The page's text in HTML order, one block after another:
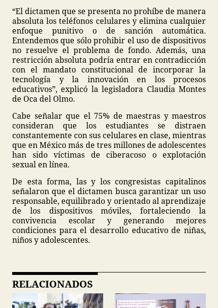
“El dictamen que se presenta no prohíbe de manera
absoluta los teléfonos celulares y elimina cualquier
enfoque punitivo o de sanción automática.
Entendemos que sólo prohibir el uso de dispositivos
no resuelve el problema de fondo. Además, una
restricción absoluta podría entrar en contradicción
con el mandato constitucional de incorporar la
tecnología y la innovación en los procesos
educativos”, explicó la legisladora Claudia Montes
de Oca del Olmo.
Cabe señalar que el 75% de maestras y maestros
consideran que los estudiantes se distraen
constantemente con sus celulares en clase, mientras
que en México más de tres millones de adolescentes
han sido víctimas de ciberacoso o explotación
sexual en línea.
De esta forma, las y los congresistas capitalinos
señalaron que el dictamen busca garantizar un uso
responsable, equilibrado y orientado al aprendizaje
de los dispositivos móviles, fortaleciendo la
convivencia escolar y generando mejores
condiciones para el desarrollo educativo de niñas,
niños y adolescentes.
RELACIONADOS